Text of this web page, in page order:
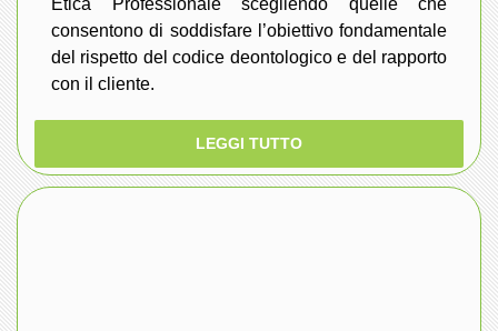
consentono di soddisfare l’obiettivo fondamentale
del rispetto del codice deontologico e del rapporto
con il cliente.
LEGGI TUTTO